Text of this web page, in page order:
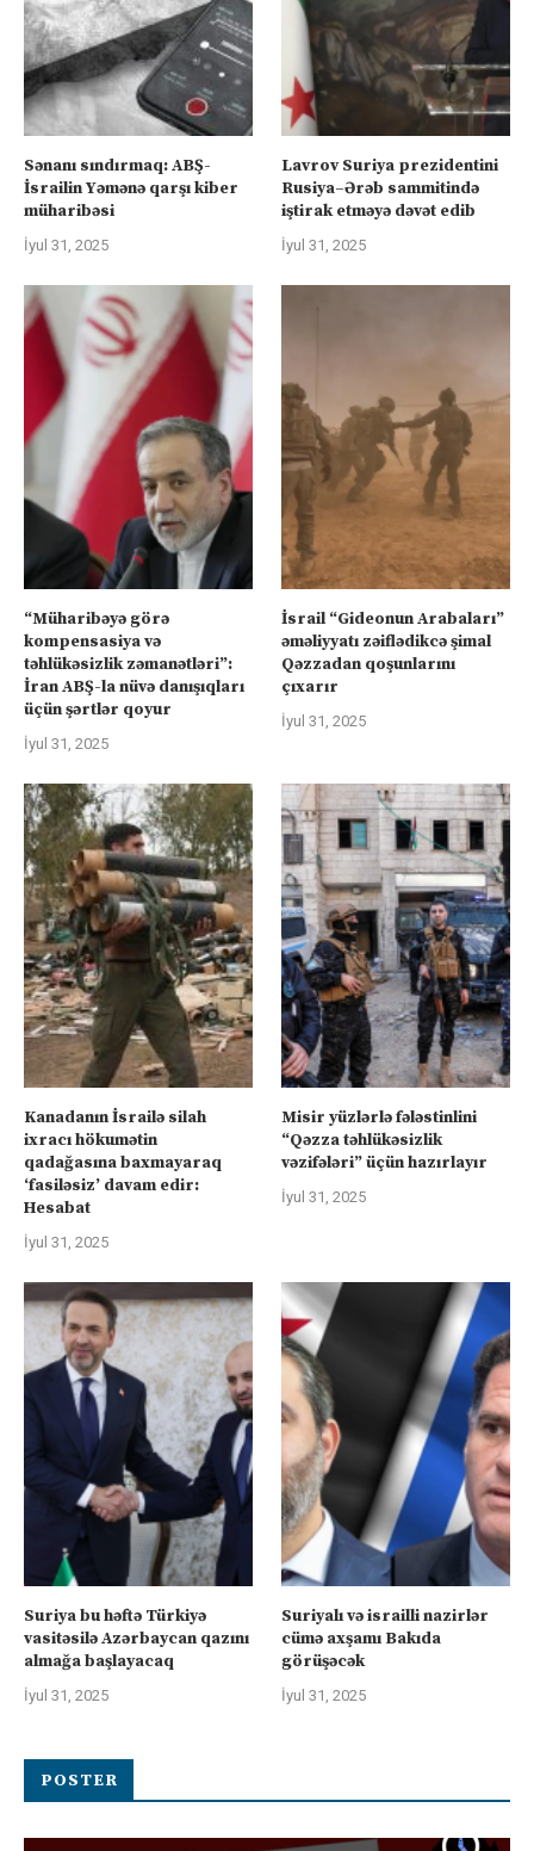
Sənanı sındırmaq: ABŞ-
İsrailin Yəmənə qarşı kiber
müharibəsi
İyul 31, 2025
Lavrov Suriya prezidentini
Rusiya–Ərəb sammitində
iştirak etməyə dəvət edib
İyul 31, 2025
“Müharibəyə görə
kompensasiya və
təhlükəsizlik zəmanətləri”:
İran ABŞ-la nüvə danışıqları
üçün şərtlər qoyur
İyul 31, 2025
İsrail “Gideonun Arabaları”
əməliyyatı zəiflədikcə şimal
Qəzzadan qoşunlarını
çıxarır
İyul 31, 2025
Kanadanın İsrailə silah
ixracı hökumətin
qadağasına baxmayaraq
‘fasiləsiz’ davam edir:
Hesabat
İyul 31, 2025
Misir yüzlərlə fələstinlini
“Qəzza təhlükəsizlik
vəzifələri” üçün hazırlayır
İyul 31, 2025
Suriya bu həftə Türkiyə
vasitəsilə Azərbaycan qazını
almağa başlayacaq
İyul 31, 2025
Suriyalı və israilli nazirlər
cümə axşamı Bakıda
görüşəcək
İyul 31, 2025
POSTER